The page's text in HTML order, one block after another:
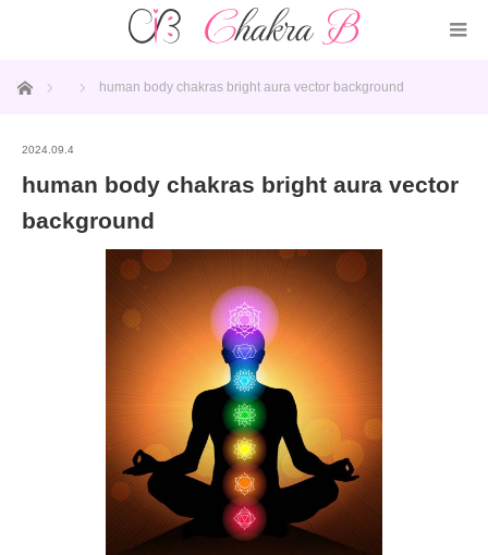
ホーム human body chakras bright aura vector background
2024.09.4
human body chakras bright aura vector
background